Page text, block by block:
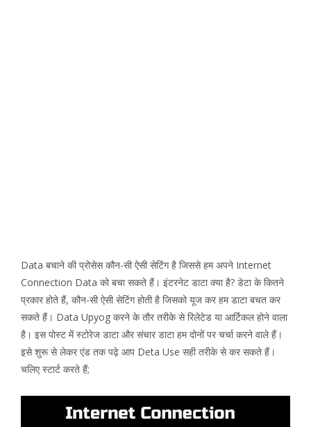
Data बचाने की प्रोसेस कौन-सी ऐसी सेटिंग है जिससे हम अपने Internet
Connection Data को बचा सकते हैं। इंटरनेट डाटा क्या है? डेटा के कितने
प्रकार होते हैं, कौन-सी ऐसी सेटिंग होती है जिसको यूज कर हम डाटा बचत कर
सकते हैं। Data Upyog करने के तौर तरीके से रिलेटेड या आर्टिकल होने वाला
है। इस पोस्ट में स्टोरेज डाटा और संचार डाटा हम दोनों पर चर्चा करने वाले हैं।
इसे शुरू से लेकर एंड तक पढ़े आप Deta Use सही तरीके से कर सकते हैं।
चलिए स्टार्ट करते हैं;